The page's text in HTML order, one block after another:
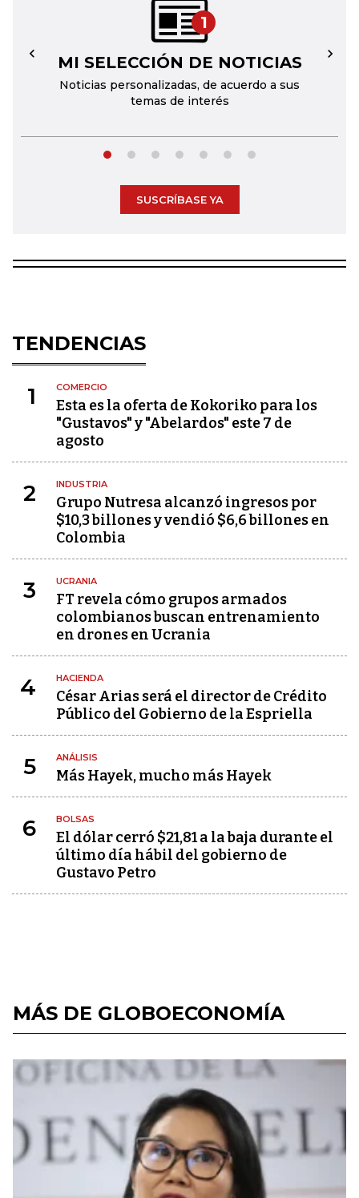
1
MI SELECCIÓN DE NOTICIAS
Noticias personalizadas, de acuerdo a sus
temas de interés
← →
SUSCRÍBASE YA
TENDENCIAS
1 COMERCIO
Esta es la oferta de Kokoriko para los
"Gustavos" y "Abelardos" este 7 de
agosto
2 INDUSTRIA
Grupo Nutresa alcanzó ingresos por
$10,3 billones y vendió $6,6 billones en
Colombia
3 UCRANIA
FT revela cómo grupos armados
colombianos buscan entrenamiento
en drones en Ucrania
4 HACIENDA
César Arias será el director de Crédito
Público del Gobierno de la Espriella
5 ANÁLISIS
Más Hayek, mucho más Hayek
6 BOLSAS
El dólar cerró $21,81 a la baja durante el
último día hábil del gobierno de
Gustavo Petro
MÁS DE GLOBOECONOMÍA